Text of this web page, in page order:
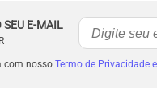
SEU E-MAIL
com nosso Termo de Privacidade